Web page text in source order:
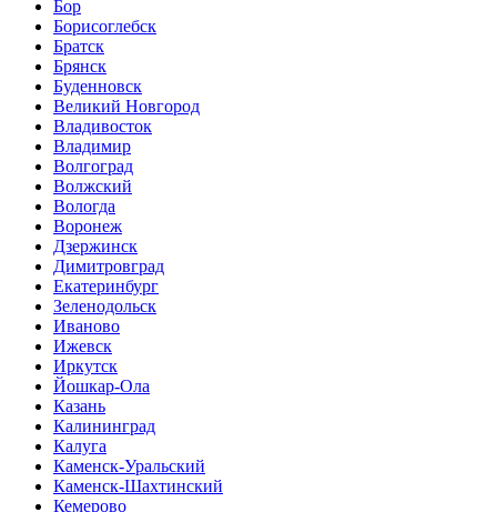
Бор
Борисоглебск
Братск
Брянск
Буденновск
Великий Новгород
Владивосток
Владимир
Волгоград
Волжский
Вологда
Воронеж
Дзержинск
Димитровград
Екатеринбург
Зеленодольск
Иваново
Ижевск
Иркутск
Йошкар-Ола
Казань
Калининград
Калуга
Каменск-Уральский
Каменск-Шахтинский
Кемерово